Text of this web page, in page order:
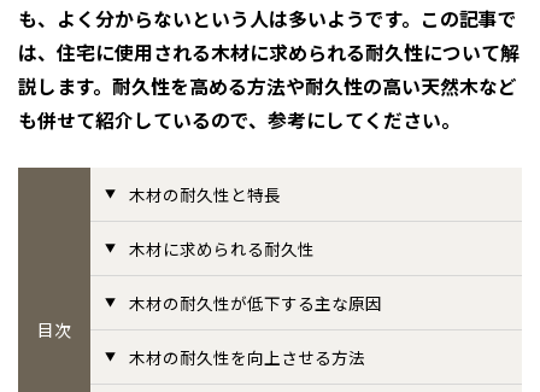
冷暖房標準装備
24時間対応コールセンター
暮らし方提案
住まいのコラム
展示場案内
ワザックとは
高い信頼性
安心の管理体制
ギャラリー
会社情報
会社情報 トップ
ニュースリリース
代表ごあいさつ
会社概要
お問い合わせ
会員サイト
も、よく分からないという人は多いようです。この記事で
は、住宅に使用される木材に求められる耐久性について解
説します。耐久性を高める方法や耐久性の高い天然木など
も併せて紹介しているので、参考にしてください。
目次
木材の耐久性と特長
木材に求められる耐久性
木材の耐久性が低下する主な原因
木材の耐久性を向上させる方法